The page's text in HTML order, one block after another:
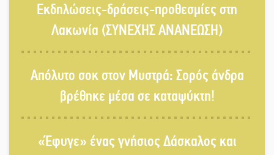
δικομματισμός ΝΔ – ΕΛΑΣ
ύδρευση στη Μάνη
«Νεαπολίτικα καρετομωράκια» στη
Εκδηλώσεις-δράσεις-προθεσμίες στη
Λακωνία (ΣΥΝΕΧΗΣ ΑΝΑΝΕΩΣΗ)
Απόλυτο σοκ στον Μυστρά: Σορός άνδρα
βρέθηκε μέσα σε καταψύκτη!
«Έφυγε» ένας γνήσιος Δάσκαλος και